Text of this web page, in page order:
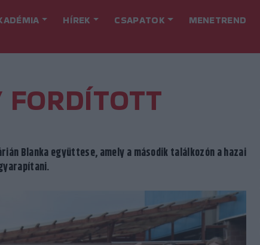
HÍREK CSAPATOK MENETREND
FORDÍTOTT
Blanka együttese, amely a második találkozón a hazai